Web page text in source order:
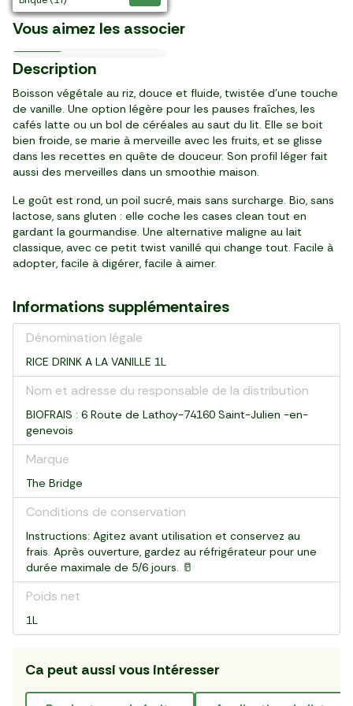
Vous aimez les associer
Le Muesli croustillant aux
deux chocolats
3,99 €
3,84 €
La Pâte à tartiner
speculoos creamy
3,99 €
Les Biscotti Brutti e Buoni
à la noisette
3,89 €
La Confiture de fraise de
Dordogne
3,19 €
2,39 €
France
2,88 €
La Farine T45 "Molino
Signetti"
1,15 €
Prix Malin
élaborée en France
1,29 €
Description
Boisson végétale au riz, douce et fluide, twistée d’une touche
de vanille. Une option légère pour les pauses fraîches, les
cafés latte ou un bol de céréales au saut du lit. Elle se boit
bien froide, se marie à merveille avec les fruits, et se glisse
dans les recettes en quête de douceur. Son profil léger fait
aussi des merveilles dans un smoothie maison.
Le goût est rond, un poil sucré, mais sans surcharge. Bio, sans
lactose, sans gluten : elle coche les cases clean tout en
gardant la gourmandise. Une alternative maligne au lait
classique, avec ce petit twist vanillé qui change tout. Facile à
adopter, facile à digérer, facile à aimer.
Informations supplémentaires
Dénomination légale
RICE DRINK A LA VANILLE 1L
Nom et adresse du responsable de la distribution
BIOFRAIS : 6 Route de Lathoy-74160 Saint-Julien -en-
genevois
Marque
The Bridge
Conditions de conservation
Instructions: Agitez avant utilisation et conservez au
frais. Après ouverture, gardez au réfrigérateur pour une
durée maximale de 5/6 jours. 🥛
Poids net
1L
Ca peut aussi vous intéresser